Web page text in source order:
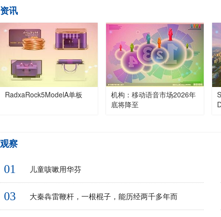
资讯
RadxaRock5ModelA单板
机构：移动语音市场2026年
底将降至
观察
01 儿童咳嗽用华芬
03 大秦犇雷鞭杆，一根棍子，能历经两千多年而